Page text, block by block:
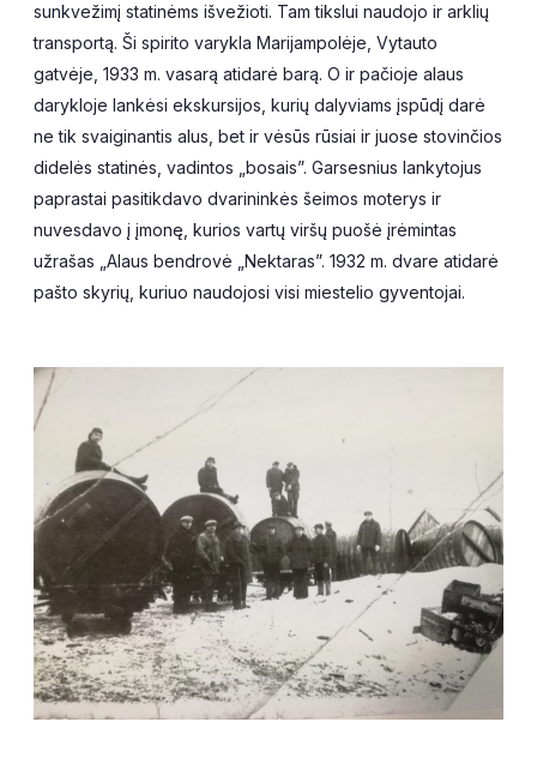
sunkvežimį statinėms išvežioti. Tam tikslui naudojo ir arklių
transportą. Ši spirito varykla Marijampolėje, Vytauto
gatvėje, 1933 m. vasarą atidarė barą. O ir pačioje alaus
darykloje lankėsi ekskursijos, kurių dalyviams įspūdį darė
ne tik svaiginantis alus, bet ir vėsūs rūsiai ir juose stovinčios
didelės statinės, vadintos „bosais”. Garsesnius lankytojus
paprastai pasitikdavo dvarininkės šeimos moterys ir
nuvesdavo į įmonę, kurios vartų viršų puošė įrėmintas
užrašas „Alaus bendrovė „Nektaras”. 1932 m. dvare atidarė
pašto skyrių, kuriuo naudojosi visi miestelio gyventojai.